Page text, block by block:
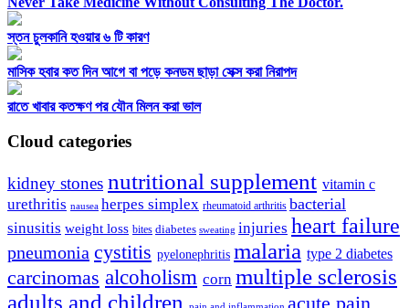
স্তন চুলকানি হওয়ার ৬ টি কারণ
মাসিক হবার কত দিন আগে বা পড়ে কনডম ছাড়া সেক্স করা নিরাপদ
রাতে খাবার কতক্ষণ পর যৌন মিলন করা ভাল
Cloud categories
kidney stones nutritional supplement vitamin c
urethritis nausea herpes simplex rheumatoid arthritis bacterial
sinusitis weight loss bites diabetes sweating injuries heart failure
pneumonia cystitis pyelonephritis malaria type 2 diabetes
carcinomas alcoholism corn multiple sclerosis
adults and children
acute pain